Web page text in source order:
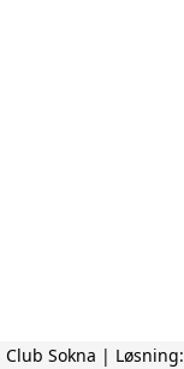
Sokna | Løsning: